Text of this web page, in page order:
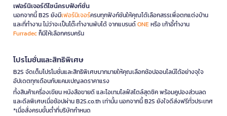
เฟอร์นิเจอร์ดีไซน์ครบฟังก์ชั่น
นอกจากนี้ B2S ยังมีเฟอร์นิเจอร์ครบทุกฟังก์ชันให้คุณได้เลือกสรรเพื่อตกแต่งบ้าน
และที่ทำงาน ไม่ว่าจะเป็นโต๊ะทำงานพับได้ จากแบรนด์ONEหรือ เก้าอี้ทำงาน
Furradecก็มีให้เลือกครบครัน
โปรโมชั่นและสิทธิพิเศษ
B2S จัดเต็มโปรโมชั่นและสิทธิพิเศษมากมายให้คุณเลือกช้อปออนไลน์ได้อย่างจุใจ
อัปเดตทุกเดือนกับแคมเปญลดราคาแรง
ทั้งสินค้าเครื่องเขียน หนังสือขายดี และไอเทมไลฟ์สไตล์สุดชิค พร้อมคูปองส่วนลด
และดีลพิเศษเมื่อช้อปผ่าน B2S.co.th เท่านั้น นอกจากนี้ B2S ยังใจดีส่งฟรีทั่วประเทศ
*เมื่อสั่งครบขั้นต่ำที่บริษัทกำหนด